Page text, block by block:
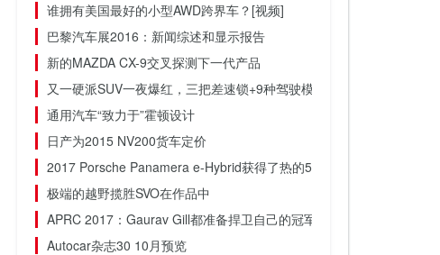
谁拥有美国最好的小型AWD跨界车？[视频]
巴黎汽车展2016：新闻综述和显示报告
新的MAZDA CX-9交叉探测下一代产品
又一硬派SUV一夜爆红，三把差速锁+9种驾驶模式。坐等上市
通用汽车“致力于”霍顿设计
日产为2015 NV200货车定价
2017 Porsche Panamera e-Hybrid获得了热的500BHP变体
极端的越野揽胜SVO在作品中
APRC 2017：Gaurav Gill都准备捍卫自己的冠军头衔
Autocar杂志30 10月预览